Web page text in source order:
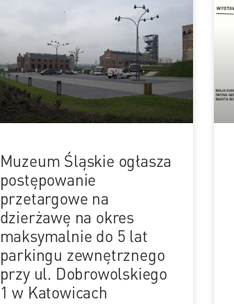
Muzeum Śląskie ogłasza
postępowanie
przetargowe na
dzierżawę na okres
maksymalnie do 5 lat
parkingu zewnętrznego
przy ul. Dobrowolskiego
1 w Katowicach